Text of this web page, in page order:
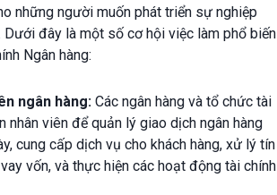
những người muốn phát triển sự nghiệp
Dưới đây là một số cơ hội việc làm phổ biến
Ngân hàng:
ngân hàng: Các ngân hàng và tổ chức tài
nhân viên để quản lý giao dịch ngân hàng
cung cấp dịch vụ cho khách hàng, xử lý tín
vốn, và thực hiện các hoạt động tài chính